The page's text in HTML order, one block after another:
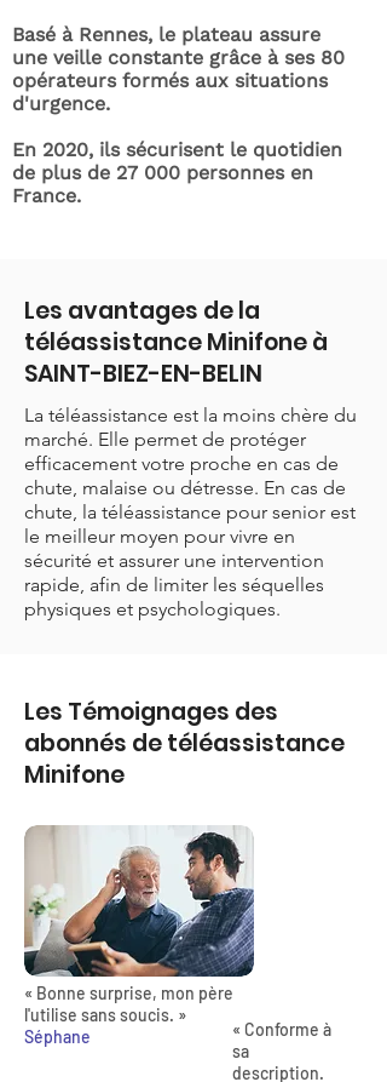
Basé à Rennes, le plateau assure
une veille constante grâce à ses 80
opérateurs formés aux situations
d'urgence.
En 2020, ils sécurisent le quotidien
de plus de 27 000 personnes en
France.
Les avantages de la
téléassistance Minifone à
SAINT-BIEZ-EN-BELIN
La téléassistance est la moins chère du
marché. Elle permet de protéger
efficacement votre proche en cas de
chute, malaise ou détresse. En cas de
chute, la téléassistance pour senior est
le meilleur moyen pour vivre en
sécurité et assurer une intervention
rapide, afin de limiter les séquelles
physiques et psychologiques.
Les Témoignages des
abonnés de téléassistance
Minifone
« Bonne surprise, mon père
l'utilise sans soucis. »
Séphane
« Conforme à
sa
description.